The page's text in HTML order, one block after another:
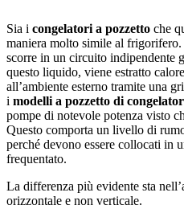
Sia i congelatori a pozzetto che
maniera molto simile al
scorre in un circuito indipendente
questo liquido, viene estratto
all’ambiente esterno tramite una
i modelli a pozzetto di
pompe di notevole potenza visto
Questo comporta un livello di
perché devono essere collocati in
frequentato.
La differenza più evidente sta
orizzontale e non verticale.